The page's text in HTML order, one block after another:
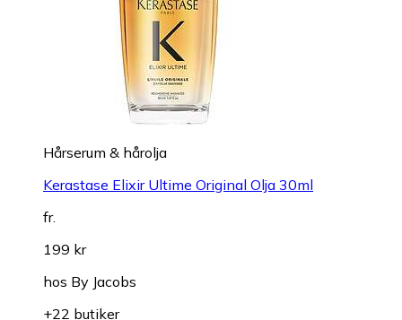
Hårserum & hårolja
Kerastase Elixir Ultime Original Olja 30ml
fr.
199 kr
hos By Jacobs
+22 butiker